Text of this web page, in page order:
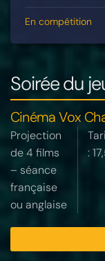
En compétition
Soirée du
Cinéma Vox
Projection
de 4 films
– séance
française
ou anglaise
: